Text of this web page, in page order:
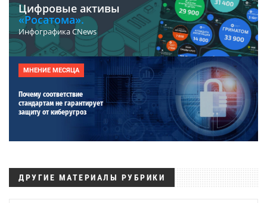
Цифровые активы
«Росатома».
Инфографика CNews
МНЕНИЕ МЕСЯЦА
Почему соответствие
стандартам не гарантирует
защиту от киберугроз
ДРУГИЕ МАТЕРИАЛЫ РУБРИКИ